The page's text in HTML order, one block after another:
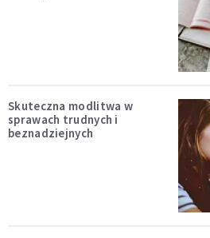
Skuteczna modlitwa w
sprawach trudnych i
beznadziejnych